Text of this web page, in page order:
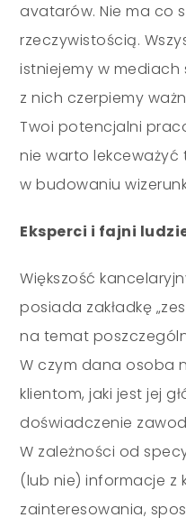
avatarów. Nie ma co
rzeczywistością.
istniejemy w mediach
z nich czerpiemy
Twoi potencjalni
nie warto lekceważyć
w budowaniu
Eksperci i fajni
Większość
posiada zakładkę „
na temat
W czym dana osoba
klientom, jaki jest jej
doświadczenie
W zależności od
(lub nie) informacje z
zainteresowania,